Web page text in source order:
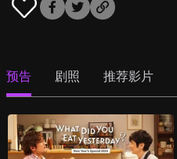
预告 剧照 推荐影片